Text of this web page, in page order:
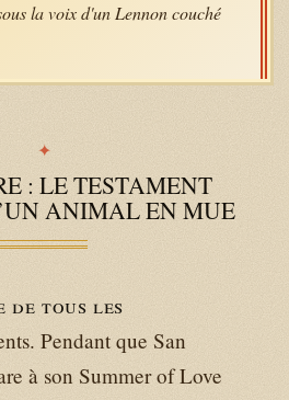
la voix d'un Lennon couché
: LE TESTAMENT
ANIMAL EN MUE
de tous les
Pendant que San
à son Summer of Love